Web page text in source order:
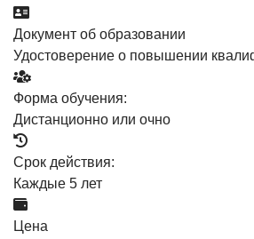
Документ об образовании
Удостоверение о повышении
Форма обучения:
Дистанционно или очно
Срок действия:
Каждые 5 лет
Цена